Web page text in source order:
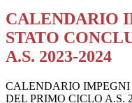
CALENDARIO
STATO
A.S. 2023-2024
CALENDARIO
DEL PRIMO CICLO A.S.